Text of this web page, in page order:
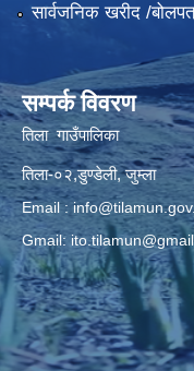
सार्वजनिक खरीद /
सम्पर्क विवरण
तिला गाउँपालिका
तिला-०२,डुण्डेली, जुम्ला
Email :
Gmail: